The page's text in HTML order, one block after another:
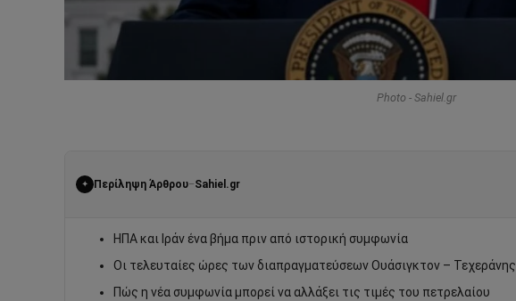
Photo - Sahiel.gr
✦ Περίληψη Άρθρου–Sahiel.gr
ΗΠΑ και Ιράν ένα βήμα πριν από ιστορική συμφωνία
Οι τελευταίες ώρες των διαπραγματεύσεων Ουάσιγκτον – Τεχεράνης
Πώς η νέα συμφωνία μπορεί να αλλάξει τις τιμές του πετρελαίου